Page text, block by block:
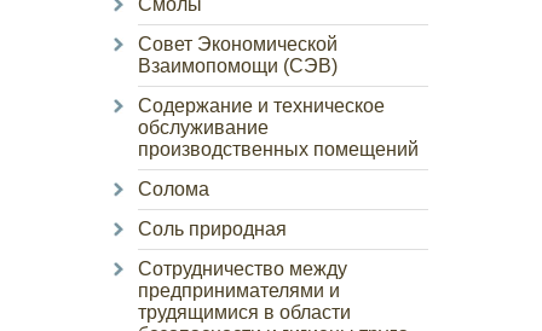
Смолы
Совет Экономической
Взаимопомощи (СЭВ)
Содержание и техническое
обслуживание
производственных помещений
Солома
Соль природная
Сотрудничество между
предпринимателями и
трудящимися в области